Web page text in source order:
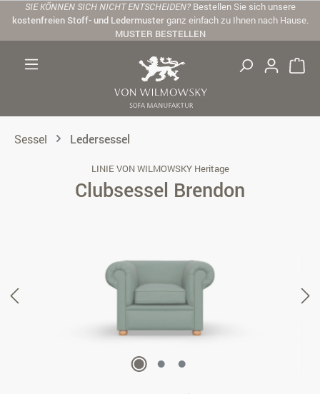
Zum Hauptinhalt springen
SIE KÖNNEN SICH NICHT ENTSCHEIDEN? Bestellen Sie sich unsere
kostenfreien Stoff- und Ledermusterganz einfach zu Ihnen nach Hause.
MUSTER BESTELLEN
Sessel Ledersessel
LINIE VON WILMOWSKY Heritage
Clubsessel Brendon